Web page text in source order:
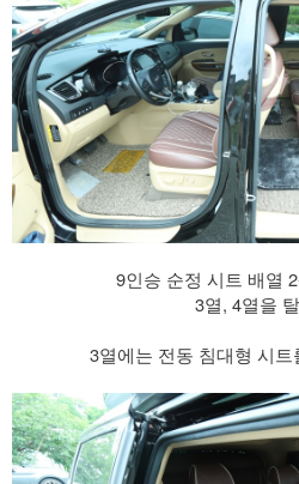
9인승 순정 시트 배열
3열, 4열을
3열에는 전동 침대형 시